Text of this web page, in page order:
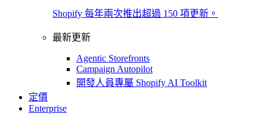
Shopify 每年兩次推出超過 150 項更新。
最新更新
Agentic Storefronts
Campaign Autopilot
開發人員專屬 Shopify AI Toolkit
定價
Enterprise